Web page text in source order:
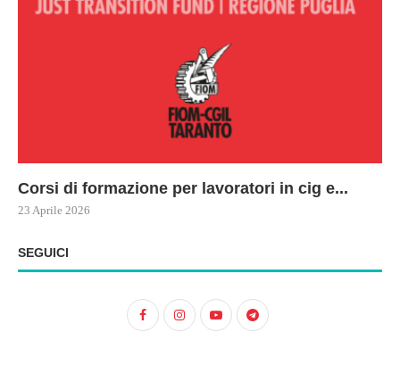
Corsi di formazione per lavoratori in cig e...
23 Aprile 2026
SEGUICI